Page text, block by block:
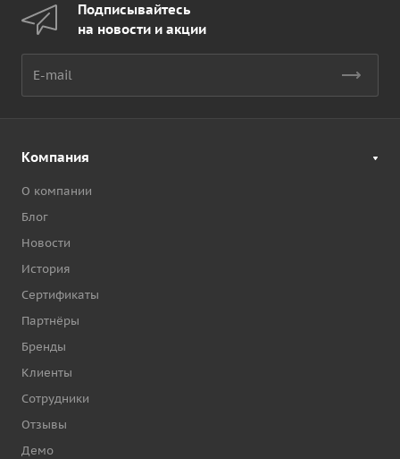
Подписывайтесь
на новости и акции
Компания
О компании
Блог
Новости
История
Сертификаты
Партнёры
Бренды
Клиенты
Сотрудники
Отзывы
Демо